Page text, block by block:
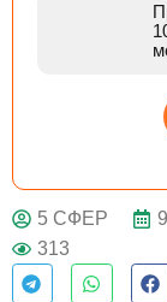
ДЕЙСТВУЙ
5 СФЕР
313